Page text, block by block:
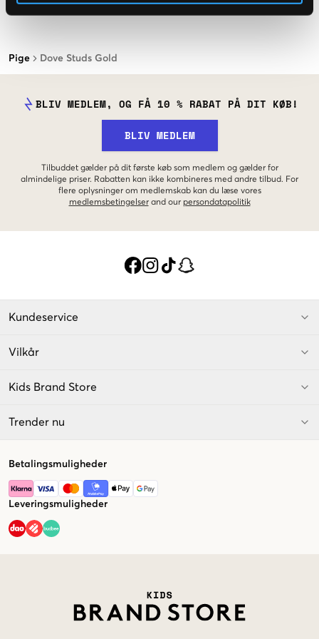
Pige Dove Studs Gold
BLIV MEDLEM, OG FÅ 10 % RABAT PÅ DIT KØB!
BLIV MEDLEM
Tilbuddet gælder på dit første køb som medlem og gælder for
almindelige priser. Rabatten kan ikke kombineres med andre tilbud. For
flere oplysninger om medlemskab kan du læse vores
medlemsbetingelser and our persondatapolitik
Kundeservice
Vilkår
Kids Brand Store
Trender nu
Betalingsmuligheder
Leveringsmuligheder